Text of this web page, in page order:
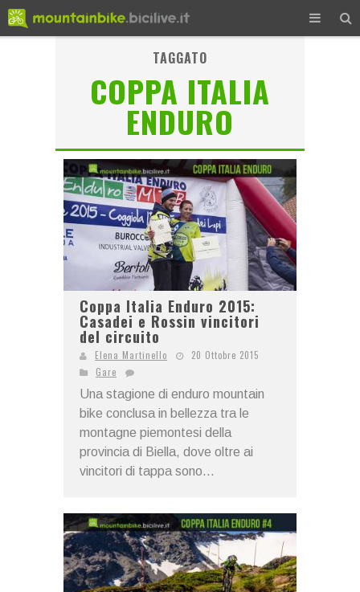
TAGGATO
COPPA ITALIA
ENDURO
Coppa Italia Enduro 2015:
Casadei e Rossin vincitori
del circuito
Elena Martinello
20 Ottobre 2015
Gare
Una stagione di enduro mountain
bike conclusa in bellezza tra le
montagne piemontesi della
provincia di Biella, dove oltre ai
vincitori di tappa sono...